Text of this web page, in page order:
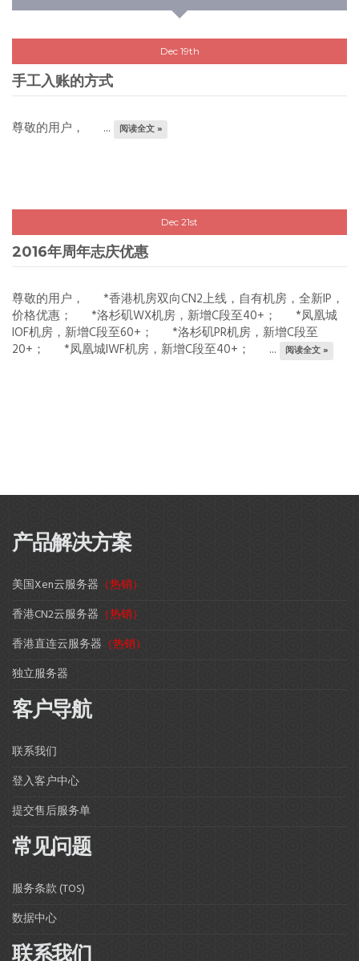
Dec 19th
手工入账的方式
尊敬的用户， ... 阅读全文 »
Dec 21st
2016年周年志庆优惠
尊敬的用户， *香港机房双向CN2上线，自有机房，全新IP，
价格优惠； *洛杉矶WX机房，新增C段至40+； *凤凰城
IOF机房，新增C段至60+； *洛杉矶PR机房，新增C段至
20+； *凤凰城IWF机房，新增C段至40+； ...
阅读全文 »
产品解决方案
美国Xen云服务器 （热销）
香港CN2云服务器 （热销）
香港直连云服务器 （热销）
独立服务器
客户导航
联系我们
登入客户中心
提交售后服务单
常见问题
服务条款 (TOS)
数据中心
联系我们